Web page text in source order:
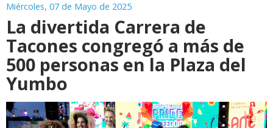
Miércoles, 07 de Mayo de 2025
La divertida Carrera de
Tacones congregó a más de
500 personas en la Plaza del
Yumbo